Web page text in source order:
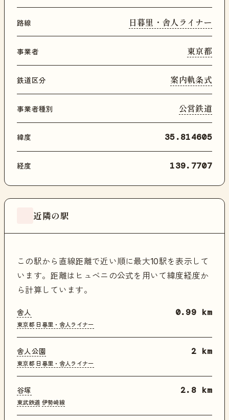
路線 日暮里・舎人ライナー
事業者 東京都
鉄道区分 案内軌条式
事業者種別 公営鉄道
緯度 35.814605
経度 139.7707
近隣の駅
この駅から直線距離で近い順に最大10駅を表示して
います。距離はヒュベニの公式を用いて緯度経度か
ら計算しています。
舎人
東京都 日暮里・舎人ライナー
0.99 km
舎人公園
東京都 日暮里・舎人ライナー
2 km
谷塚
東武鉄道 伊勢崎線
2.8 km